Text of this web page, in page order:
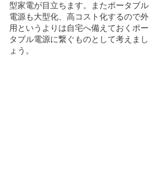
型家電が目立ちます。またポータブル
電源も大型化、高コスト化するので外
用というよりは自宅へ備えておくポー
タブル電源に繋ぐものとして考えまし
ょう。